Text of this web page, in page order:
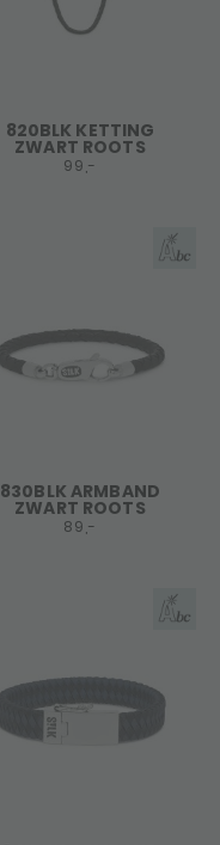
820BLK KETTING
ZWART ROOTS
99,-
830BLK ARMBAND
ZWART ROOTS
89,-